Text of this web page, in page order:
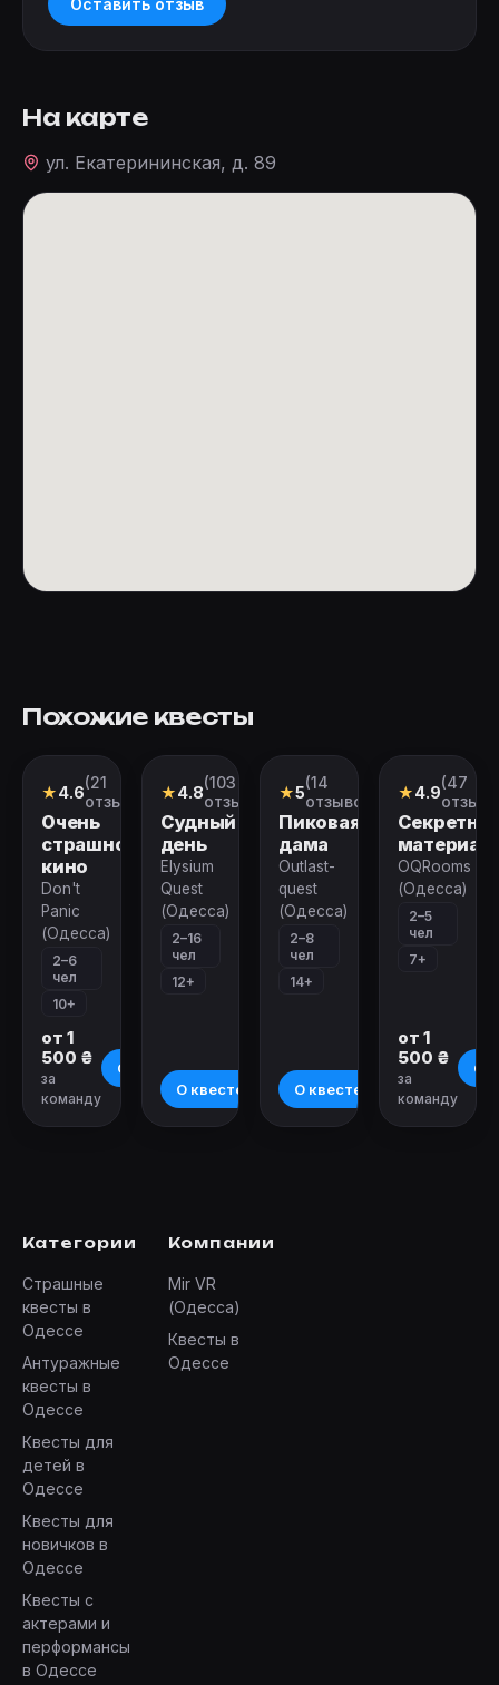
Оставить отзыв
На карте
ул. Екатерининская, д. 89
Похожие квесты
Квест
★4.6(21
отзыв)
Очень
страшное
кино
Don't
Panic
(Одесса)
2–6
чел
10+
от 1
500 ₴
за
команду
О квесте
Перформанс
★4.8(103
отзыва)
Судный
день
Elysium
Quest
(Одесса)
2–16
чел
12+
О квесте
Перформанс
★5(14
отзывов)
Пиковая
дама
Outlast-
quest
(Одесса)
2–8
чел
14+
О квесте
Квест
★4.9(47
OQRooms
(Одесса)
2–5
чел
7+
от 1
500 ₴
за
команду
О
Категории
Страшные
квесты в
Одессе
Антуражные
квесты в
Одессе
Квесты для
детей в
Одессе
Квесты для
новичков в
Одессе
Квесты с
актерами и
перформансы
в Одессе
Компании
Mir VR
(Одесса)
Квесты в
Одессе